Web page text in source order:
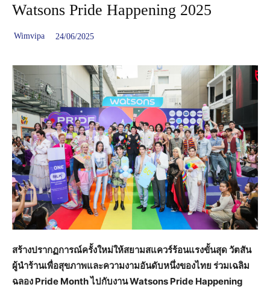
Watsons Pride Happening 2025
Wimvipa 24/06/2025
สร้างปรากฏการณ์ครั้งใหม่ให้สยามสแควร์ร้อนแรงขั้นสุด วัตสัน
ผู้นำร้านเพื่อสุขภาพและความงามอันดับหนึ่งของไทย ร่วมเฉลิม
ฉลอง Pride Month ไปกับงาน Watsons Pride Happening